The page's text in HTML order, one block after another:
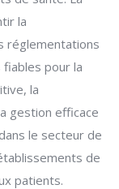
la
réglementations
pour la
la
gestion efficace
le secteur de
de
patients.